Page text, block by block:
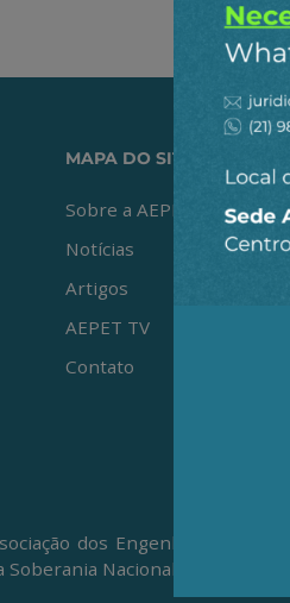
MAPA DO SITE
Sobre a AEPET
Notícias
Artigos
AEPET TV
Contato
dos Engenheiros da
Soberania Nacional, da